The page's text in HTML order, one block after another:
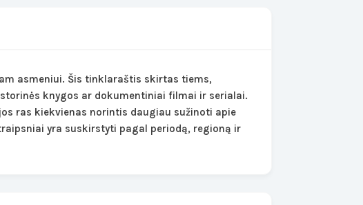
asmeniui. Šis tinklaraštis skirtas tiems,
knygos ar dokumentiniai filmai ir serialai.
ras kiekvienas norintis daugiau sužinoti apie
yra suskirstyti pagal periodą, regioną ir